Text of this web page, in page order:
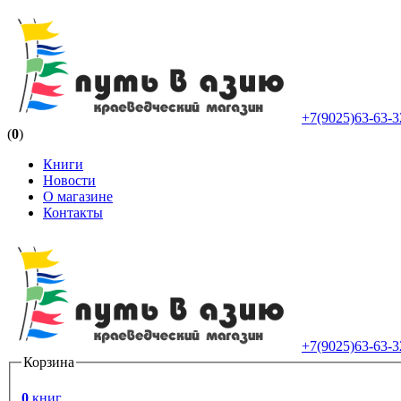
+7(9025)63-63-
(0)
Книги
Новости
О магазине
Контакты
+7(9025)63-63-
Корзина
0 книг